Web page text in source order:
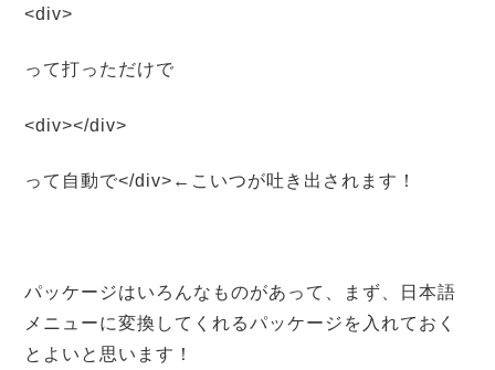
<div>
って打っただけで
<div></div>
って自動で</div>←こいつが吐き出されます！
パッケージはいろんなものがあって、まず、日本語
メニューに変換してくれるパッケージを入れておく
とよいと思います！